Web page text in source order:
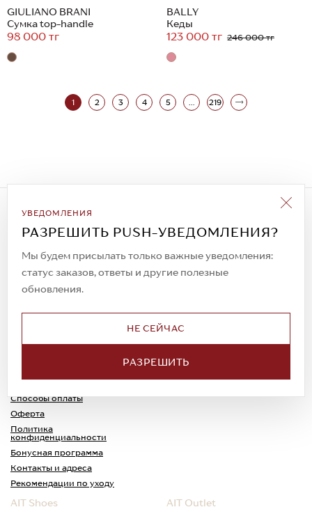
GIULIANO BRANI
Сумка top-handle
98 000 тг
BALLY
Кеды
123 000 тг 246 000 тг
1 2 3 4 5 ... 219
УВЕДОМЛЕНИЯ
РАЗРЕШИТЬ PUSH-УВЕДОМЛЕНИЯ?
Мы будем присылать только важные уведомления:
статус заказов, ответы и другие полезные
обновления.
НЕ СЕЙЧАС
РАЗРЕШИТЬ
Подписаться на рассылку
Всегда будьте в курсе новых акций и
спецпредложений!
© 2023. AIT Shoes
Все права защищены
Доставка
Способы оплаты
Оферта
Политика
конфиденциальности
Обмен и возврат
Каспи-Ред
Бонусная программа
Контакты и адреса
Рекомендации по уходу
AIT Shoes AIT Outlet